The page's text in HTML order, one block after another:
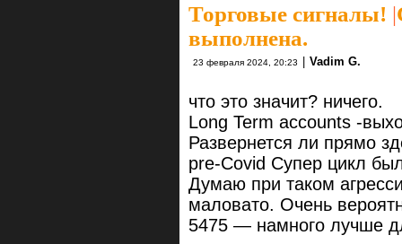
Торговые сигналы! |
выполнена.
23 февраля 2024, 20:23 Vadim G.
что это значит? ничего.
Long Term accounts -
Развернется ли прямо
pre-Covid Супер цикл
Думаю при таком
маловато. Очень
5475 — намного лучше